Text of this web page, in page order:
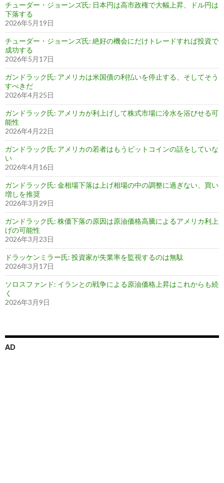
チューダー・ジョーンズ氏: 日本円は高市政権で大幅上昇、ドル円は
下落する
2026年5月19日
チューダー・ジョーンズ氏: 絶好の機会にだけトレードすれば投資で
成功する
2026年5月17日
ガンドラック氏: アメリカは米国債の利払いを停止する、そしてそう
すべきだ
2026年4月25日
ガンドラック氏: アメリカが利上げして株式市場に冷水を浴びせる可
能性
2026年4月22日
ガンドラック氏: アメリカの若者はもうビットコインの話をしていな
い
2026年4月16日
ガンドラック氏: 金相場下落は上げ相場の中の調整に過ぎない、買い
増しを推奨
2026年3月29日
ガンドラック氏: 株価下落の原因は原油価格高騰によるアメリカ利上
げの可能性
2026年3月23日
ドラッケンミラー氏: 投資家が失業率を監視するのは無駄
2026年3月17日
ソロスファンド: イランとの戦争による原油価格上昇はこれからも続
く
2026年3月9日
AD